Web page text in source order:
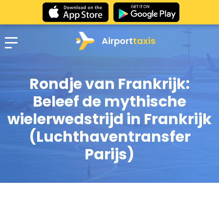
Airporttaxis
Rondje van Frankrijk:
Beleef de mythische
wielerwedstrijd in Frankrijk
(Luchthaventransfer
Parijs)